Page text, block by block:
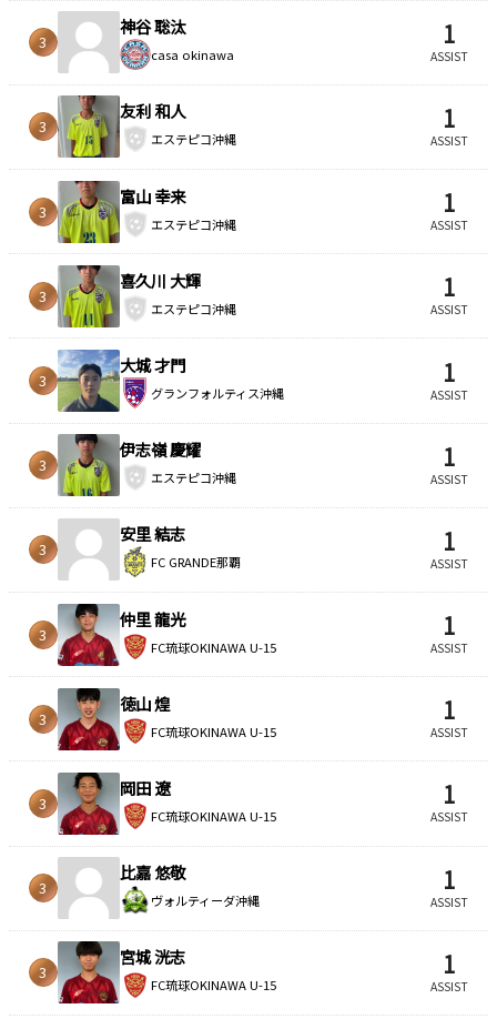
3
神谷 聡汰
casa okinawa
1
ASSIST
3
友利 和人
エステピコ沖縄
1
ASSIST
3
富山 幸来
エステピコ沖縄
1
ASSIST
3
喜久川 大輝
エステピコ沖縄
1
ASSIST
3
大城 才門
グランフォルティス沖縄
1
ASSIST
3
伊志嶺 慶耀
エステピコ沖縄
1
ASSIST
3
安里 結志
FC GRANDE那覇
1
ASSIST
3
仲里 龍光
FC琉球OKINAWA U-15
1
ASSIST
3
徳山 煌
FC琉球OKINAWA U-15
1
ASSIST
3
岡田 遼
FC琉球OKINAWA U-15
1
ASSIST
3
比嘉 悠敬
ヴォルティーダ沖縄
1
ASSIST
3
宮城 洸志
FC琉球OKINAWA U-15
1
ASSIST